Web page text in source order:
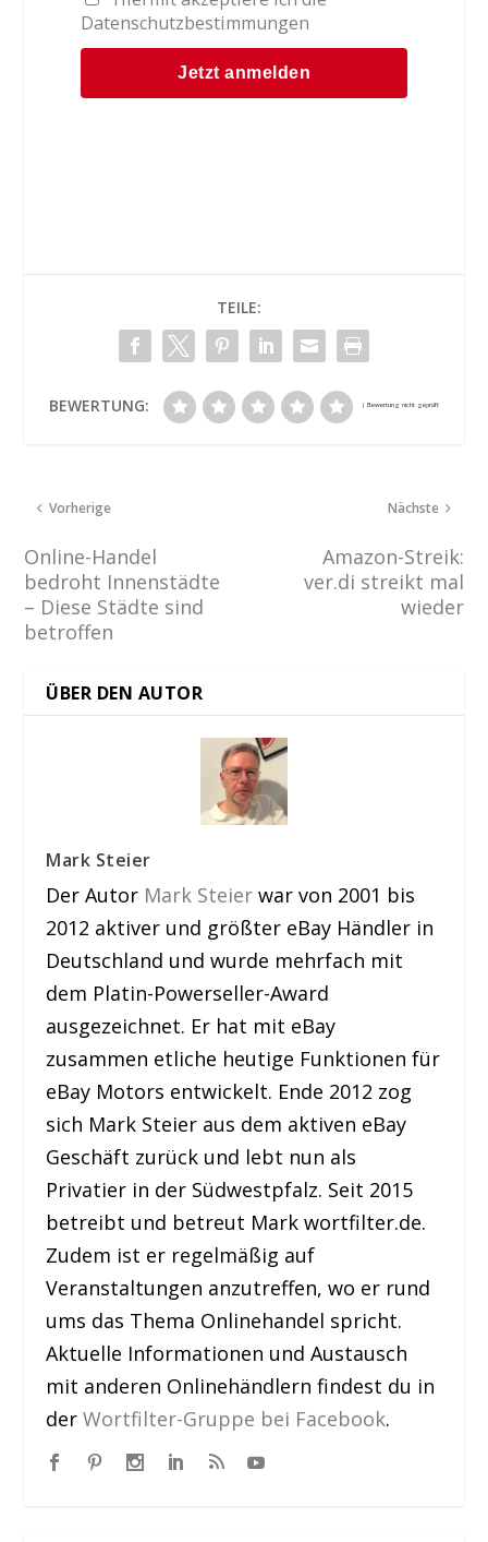
Datenschutzbestimmungen
TEILE:
BEWERTUNG:
Vorherige
Online-Handel
bedroht Innenstädte
– Diese Städte sind
betroffen
Nächste
Amazon-Streik:
ver.di streikt mal
wieder
ÜBER DEN AUTOR
Mark Steier
Der Autor Mark Steier war von 2001 bis
2012 aktiver und größter eBay Händler in
Deutschland und wurde mehrfach mit
dem Platin-Powerseller-Award
ausgezeichnet. Er hat mit eBay
zusammen etliche heutige Funktionen für
eBay Motors entwickelt. Ende 2012 zog
sich Mark Steier aus dem aktiven eBay
Geschäft zurück und lebt nun als
Privatier in der Südwestpfalz. Seit 2015
betreibt und betreut Mark wortfilter.de.
Zudem ist er regelmäßig auf
Veranstaltungen anzutreffen, wo er rund
ums das Thema Onlinehandel spricht.
Aktuelle Informationen und Austausch
mit anderen Onlinehändlern findest du in
derWortfilter-Gruppe bei Facebook.